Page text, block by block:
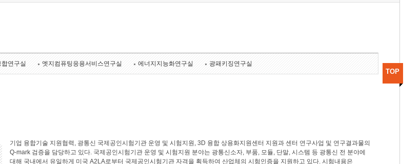
기획본부
합연구실 엣지컴퓨팅응용서비스연구실 에너지지능화연구실 광패키징연구실
기업 융합기술 지원협력, 광통신 국제공인시험기관 운영 및 시험지원, 3D 융합 상용화지원센터 지원과 센터 연구사업 및 연구결과물의
Q-mark 검증을 담당하고 있다. 국제공인시험기관 운영 및 시험지원 분야는 광통신소자, 부품, 모듈, 단말, 시스템 등 광통신 전 분야에
대해 국내에서 유일하게 미국 A2LA로부터 국제공인시험기관 자격을 획득하여 산업체의 시험인증을 지원하고 있다. 시험내용은
TOP